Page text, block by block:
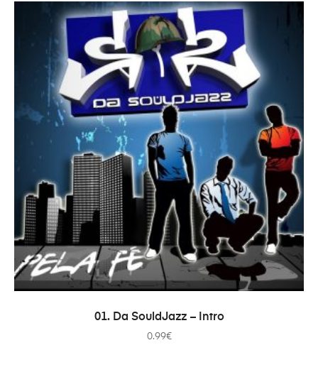
ДОДАТИ В КОШИК
01. Da SouldJazz – Intro
0.99€